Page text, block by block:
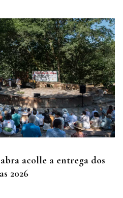
acolle a entrega dos
2026